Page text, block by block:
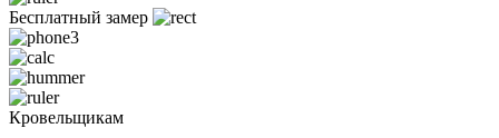
Бесплатный замер
Кровельщикам